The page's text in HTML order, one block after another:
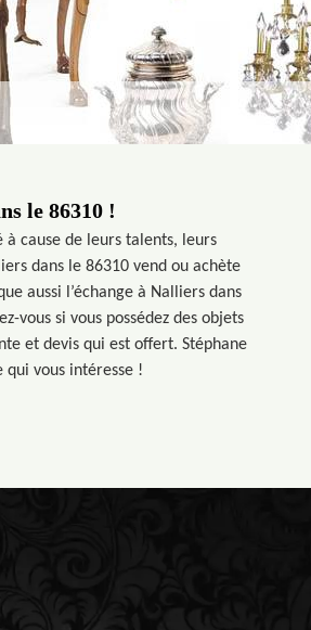
le 86310 !
cause de leurs talents, leurs
dans le 86310 vend ou achète
aussi l’échange à Nalliers dans
vous si vous possédez des objets
et devis qui est offert. Stéphane
vous intéresse !